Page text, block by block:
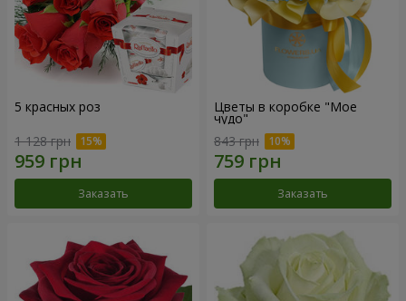
5 красных роз
1 128 грн
Заказать
Цветы в коробке "Мое
чудо"
843 грн
Заказать